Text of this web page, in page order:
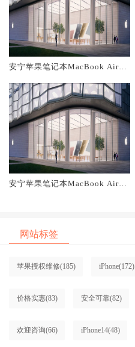
安宁苹果笔记本MacBook Air换
安宁苹果笔记本MacBook Air换
网站标签
苹果授权维修(185) iPhone(172)
价格实惠(83) 安全可靠(82)
欢迎咨询(66) iPhone14(48)